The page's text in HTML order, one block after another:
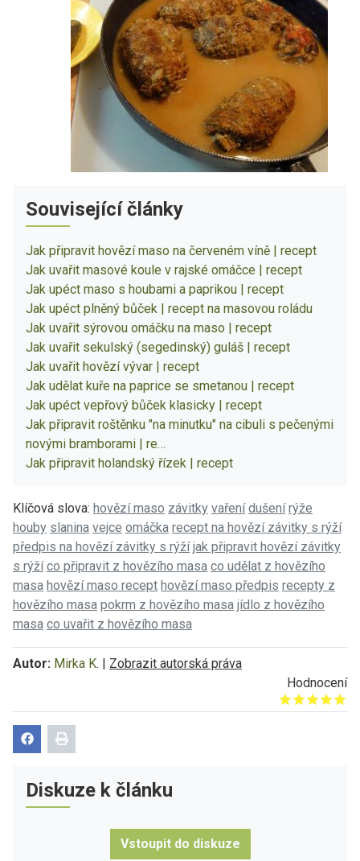
Související články
Jak připravit hovězí maso na červeném víně | recept
Jak uvařit masové koule v rajské omáčce | recept
Jak upéct maso s houbami a paprikou | recept
Jak upéct plněný bůček | recept na masovou roládu
Jak uvařit sýrovou omáčku na maso | recept
Jak uvařit sekulský (segedinský) guláš | recept
Jak uvařit hovězí vývar | recept
Jak udělat kuře na paprice se smetanou | recept
Jak upéct vepřový bůček klasicky | recept
Jak připravit roštěnku "na minutku" na cibuli s pečenými
novými bramborami | re…
Jak připravit holandský řízek | recept
Klíčová slova: hovězí maso závitky vaření dušení rýže
houby slanina vejce omáčka recept na hovězí závitky s rýží
předpis na hovězí závitky s rýží jak připravit hovězí závitky
s rýží co připravit z hovězího masa co udělat z hovězího
masa hovězí maso recept hovězí maso předpis recepty z
hovězího masa pokrm z hovězího masa jídlo z hovězího
masa co uvařit z hovězího masa
Autor: Mirka K. | Zobrazit autorská práva
Hodnocení
Give it 1/5
Give it 2/5
Give it 3/5
Give it 4/5
Give it 5/5
Diskuze k článku
Vstoupit do diskuze